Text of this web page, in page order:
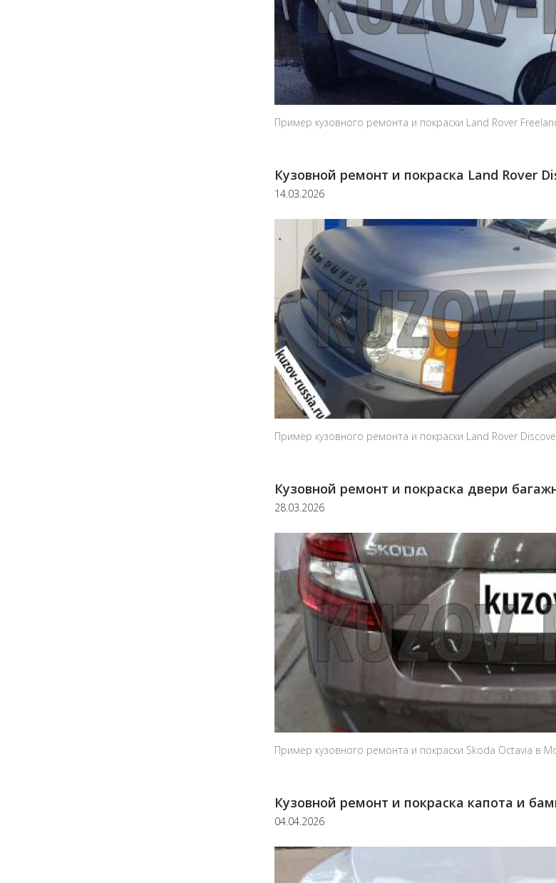
Пример кузовного ремонта и покраски Land Rover
Кузовной ремонт и покраска Land Rover
14.03.2026
Пример кузовного ремонта и покраски Land Rover
Кузовной ремонт и покраска двери
28.03.2026
Пример кузовного ремонта и покраски Skoda Octavia в
Кузовной ремонт и покраска капота и
04.04.2026